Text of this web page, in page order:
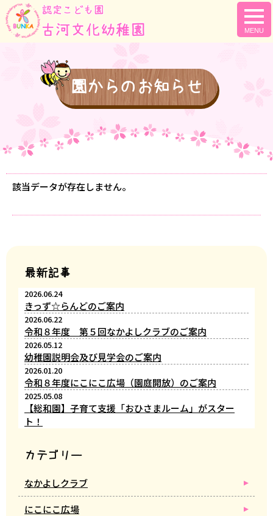
園からのお知らせ
該当データが存在しません。
最新記事
2026.06.24
きっず☆らんどのご案内
2026.06.22
令和８年度 第５回なかよしクラブのご案内
2026.05.12
幼稚園説明会及び見学会のご案内
2026.01.20
令和８年度にこにこ広場（園庭開放）のご案内
2025.05.08
【総和園】子育て支援「おひさまルーム」がスター
ト！
カテゴリー
なかよしクラブ
にこにこ広場